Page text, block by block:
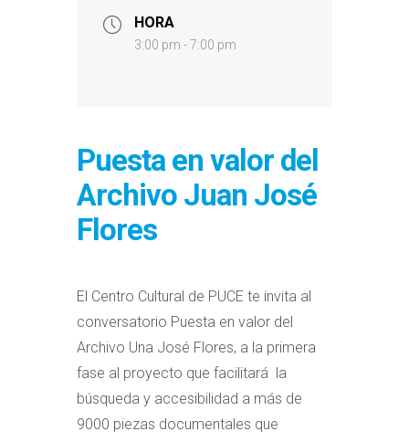
HORA
3:00 pm - 7:00 pm
Puesta en valor del
Archivo Juan José
Flores
El Centro Cultural de PUCE te invita al
conversatorio Puesta en valor del
Archivo Una José Flores, a la primera
fase al proyecto que facilitará la
búsqueda y accesibilidad a más de
9000 piezas documentales que